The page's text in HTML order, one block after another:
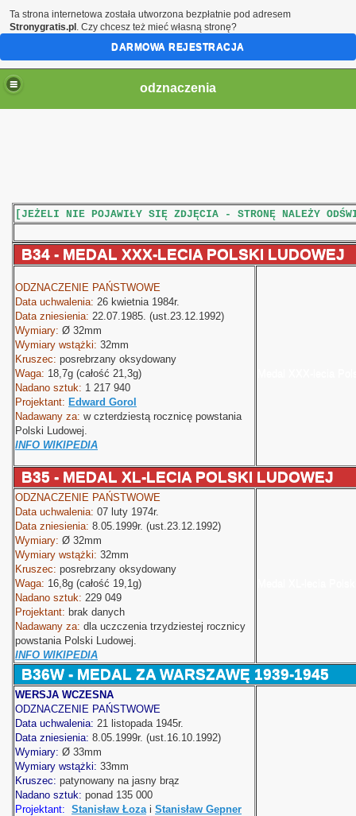
odznaczenia
[JEŻELI NIE POJAWIŁY SIĘ ZDJĘCIA - STRONĘ NALEŻY
B34 - MEDAL XXX-LECIA POLSKI LUDOWEJ
ODZNACZENIE PAŃSTWOWE
Data uchwalenia: 26 kwietnia 1984r.
Data zniesienia: 22.07.1985. (ust.23.12.1992)
Wymiary: Ø 32mm
Wymiary wstążki: 32mm
Kruszec: posrebrzany oksydowany
Waga: 18,7g (całość 21,3g)
Nadano sztuk: 1 217 940
Projektant: Edward Gorol
Nadawany za: w czterdziestą rocznicę powstania
Polski Ludowej.
INFO WIKIPEDIA
B35 - MEDAL XL-LECIA POLSKI LUDOWEJ
ODZNACZENIE PAŃSTWOWE
Data uchwalenia: 07 luty 1974r.
Data zniesienia: 8.05.1999r. (ust.23.12.1992)
Wymiary: Ø 32mm
Wymiary wstążki: 32mm
Kruszec: posrebrzany oksydowany
Waga: 16,8g (całość 19,1g)
Nadano sztuk: 229 049
Projektant: brak danych
Nadawany za: dla uczczenia trzydziestej rocznicy
powstania Polski Ludowej.
INFO WIKIPEDIA
B36W - MEDAL ZA WARSZAWĘ 1939-1945
WERSJA WCZESNA
ODZNACZENIE PAŃSTWOWE
Data uchwalenia: 21 listopada 1945r.
Data zniesienia: 8.05.1999r. (ust.16.10.1992)
Wymiary: Ø 33mm
Wymiary wstążki: 33mm
Kruszec: patynowany na jasny brąz
Nadano sztuk: ponad 135 000
Projektant: Stanisław Łozai Stanisław Gepner
Polski
Ta strona internetowa została utworzona bezpłatnie pod adresem
Stronygratis.pl . Czy chcesz też mieć własną stronę?
DARMOWA REJESTRACJA